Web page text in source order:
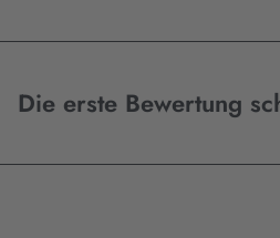
Die erste Bewertung